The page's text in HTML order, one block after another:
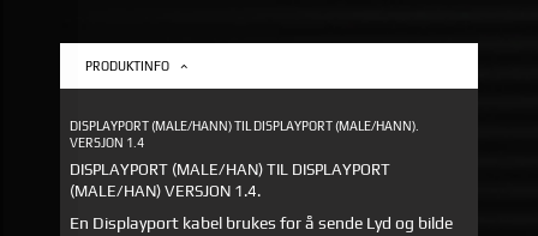
PRODUKTINFO
DISPLAYPORT (MALE/HANN) TIL DISPLAYPORT (MALE/HANN).
VERSJON 1.4
DISPLAYPORT (MALE/HAN) TIL DISPLAYPORT
(MALE/HAN) VERSJON 1.4.
En Displayport kabel brukes for å sende Lyd og bilde